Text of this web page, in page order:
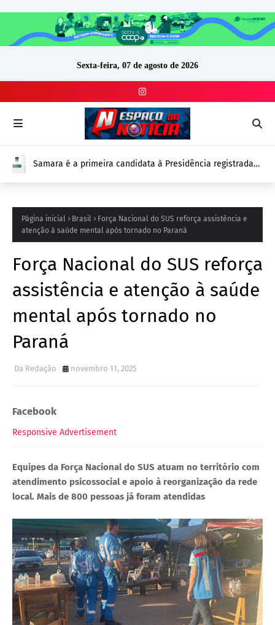
Sexta-feira, 07 de agosto de 2026
Samara é a primeira candidata à Presidência registrada
Página inicial Brasil
Força Nacional do SUS reforça assistência e
atenção à saúde mental após tornado no Paraná
Força Nacional do SUS reforça
assistência e atenção à saúde
mental após tornado no
Paraná
Da Redação novembro 11, 2025
Facebook
Responsive Advertisement
Equipes da Força Nacional do SUS atuam no território com
atendimento psicossocial e apoio à reorganização da rede
local. Mais de 800 pessoas já foram atendidas